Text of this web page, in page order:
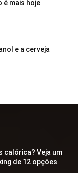
é mais hoje
e a cerveja
calórica? Veja um
de 12 opções